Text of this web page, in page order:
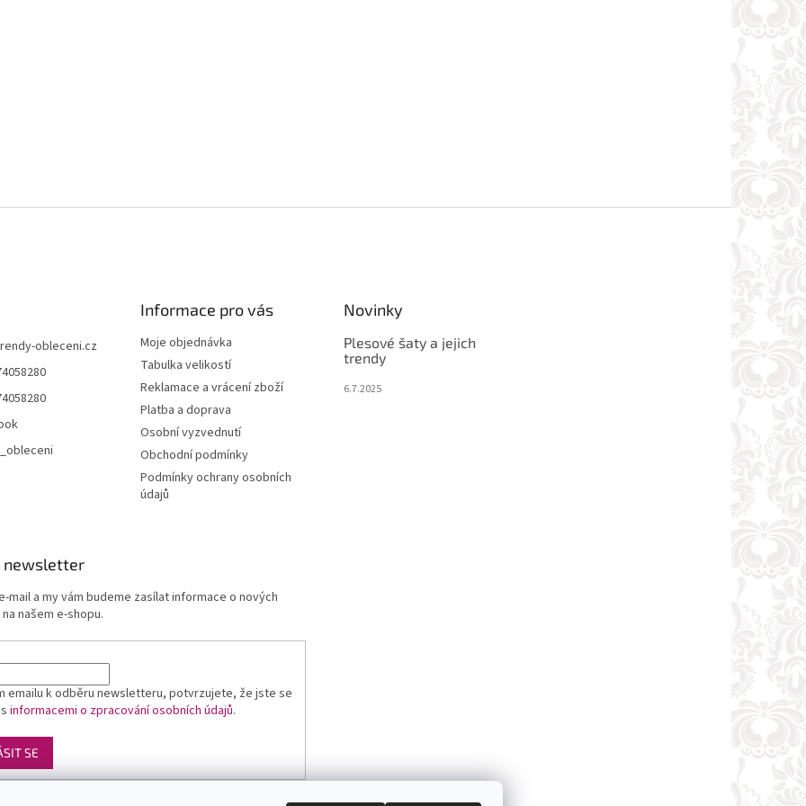
obleceni.cz
Informace pro vás
Moje objednávka
Tabulka velikostí
Reklamace a vrácení zboží
Platba a doprava
Osobní vyzvednutí
Obchodní podmínky
Podmínky ochrany osobních
údajů
Novinky
Plesové šaty a jejich
trendy
6.7.2025
newsletter
mail a my vám budeme zasílat informace o nových
našem e-shopu.
emailu k odběru newsletteru, potvrzujete, že jste se
informacemi o zpracování osobních údajů.
SE